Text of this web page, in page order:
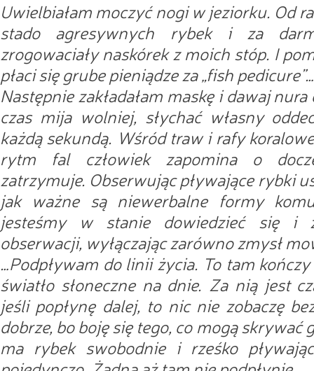
Uwielbiałam moczyć nogi w jeziorku. Od
stado agresywnych rybek i za
zrogowaciały naskórek z moich stóp. I
płaci się grube pieniądze za „fish pedicure”…
Następnie zakładałam maskę i dawaj
czas mija wolniej, słychać własny
każdą sekundą. Wśród traw i rafy
rytm fal człowiek zapomina o
zatrzymuje. Obserwując pływające rybki
jak ważne są niewerbalne formy
jesteśmy w stanie dowiedzieć się i
obserwacji, wyłączając zarówno zmysł
…Podpływam do linii życia. To tam kończy
światło słoneczne na dnie. Za nią jest
jeśli popłynę dalej, to nic nie zobaczę
dobrze, bo boję się tego, co mogą skrywać
ma rybek swobodnie i rześko